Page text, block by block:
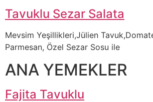
Tavuklu Sezar Salata
Mevsim Yeşillikleri,Jülien
Parmesan, Özel Sezar Sosu ile
ANA YEMEKLER
Fajita Tavuklu